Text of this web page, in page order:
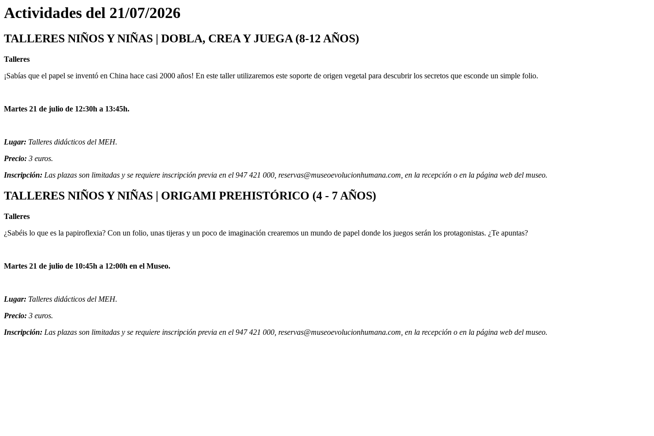
Actividades del 21/07/2026
TALLERES NIÑOS Y NIÑAS | DOBLA, CREA Y JUEGA (8-12 AÑOS)
Talleres
¡Sabías que el papel se inventó en China hace casi 2000 años! En este taller utilizaremos este soporte de origen vegetal para descubrir los secretos que esconde un simple folio.
Martes 21 de julio de 12:30h a 13:45h.
Lugar: Talleres didácticos del MEH.
Precio: 3 euros.
Inscripción: Las plazas son limitadas y se requiere inscripción previa en el 947 421 000, reservas@museoevolucionhumana.com, en la recepción o en la página web del museo.
TALLERES NIÑOS Y NIÑAS | ORIGAMI PREHISTÓRICO (4 - 7 AÑOS)
Talleres
¿Sabéis lo que es la papiroflexia? Con un folio, unas tijeras y un poco de imaginación crearemos un mundo de papel donde los juegos serán los protagonistas. ¿Te apuntas?
Martes 21 de julio de 10:45h a 12:00h en el Museo.
Lugar: Talleres didácticos del MEH.
Precio: 3 euros.
Inscripción: Las plazas son limitadas y se requiere inscripción previa en el 947 421 000, reservas@museoevolucionhumana.com, en la recepción o en la página web del museo.